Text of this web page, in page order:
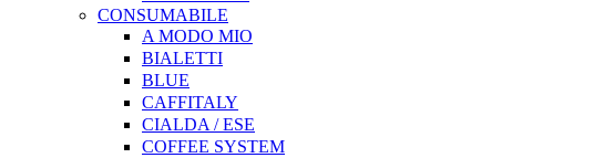
CONSUMABILE
A MODO MIO
BIALETTI
BLUE
CAFFITALY
CIALDA / ESE
COFFEE SYSTEM